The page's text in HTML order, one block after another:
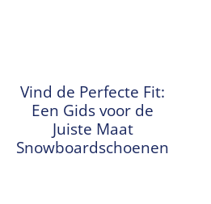
Vind de Perfecte Fit:
Een Gids voor de
Juiste Maat
Snowboardschoenen